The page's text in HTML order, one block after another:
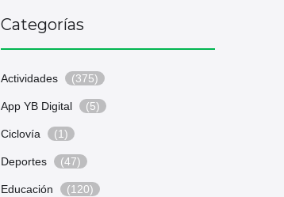
Categorías
Actividades (375)
App YB Digital (5)
Ciclovía (1)
Deportes (47)
Educación (120)